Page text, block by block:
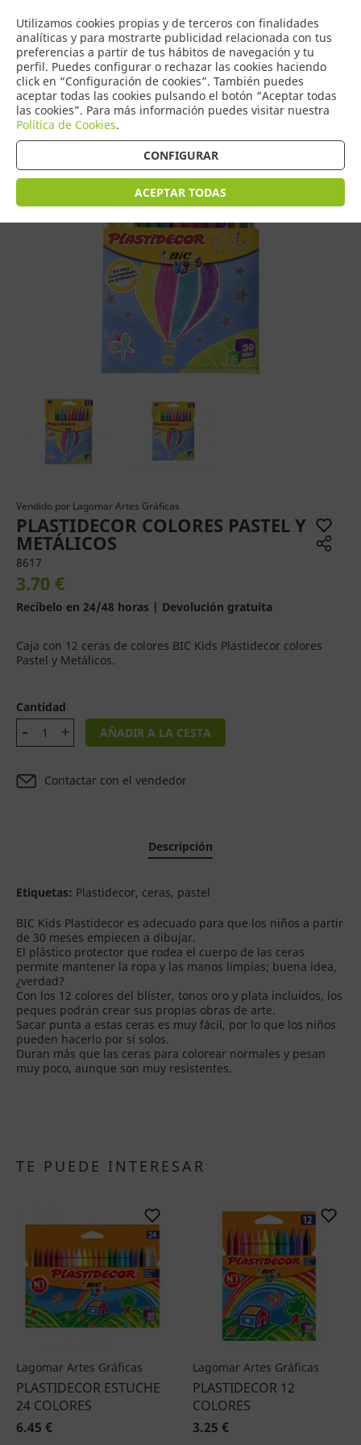
Utilizamos cookies propias y de terceros con finalidades
analíticas y para mostrarte publicidad relacionada con tus
preferencias a partir de tus hábitos de navegación y tu
perfil. Puedes configurar o rechazar las cookies haciendo
click en “Configuración de cookies”. También puedes
aceptar todas las cookies pulsando el botón “Aceptar todas
las cookies”. Para más información puedes visitar nuestra
Política de Cookies.
CONFIGURAR
ACEPTAR TODAS
0
COMERCIO
DE TORRIJOS
Tienda > Escritura > Ceras
Vendido por Lagomar Artes Gráficas
PLASTIDECOR COLORES PASTEL Y
METÁLICOS
8617
3.70 €
Recíbelo en 24/48 horas | Devolución gratuita
Caja con 12 ceras de colores BIC Kids Plastidecor colores
Pastel y Metálicos.
Cantidad
AÑADIR A LA CESTA
Contactar con el vendedor
Descripción
Etiquetas: Plastidecor, ceras, pastel
BIC Kids Plastidecor es adecuado para que los niños a partir
de 30 meses empiecen a dibujar.
El plástico protector que rodea el cuerpo de las ceras
permite mantener la ropa y las manos limpias; buena idea,
¿verdad?
Con los 12 colores del blíster, tonos oro y plata incluidos, los
peques podrán crear sus propias obras de arte.
Sacar punta a estas ceras es muy fácil, por lo que los niños
pueden hacerlo por sí solos.
Duran más que las ceras para colorear normales y pesan
muy poco, aunque son muy resistentes.
TE PUEDE INTERESAR
Lagomar Artes Gráficas
PLASTIDECOR ESTUCHE
24 COLORES
6.45 €
Lagomar Artes Gráficas
PLASTIDECOR 12
COLORES
3.25 €